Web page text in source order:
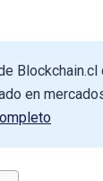
en